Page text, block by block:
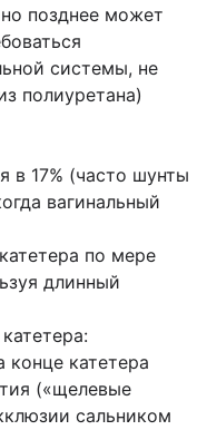
позднее может
системы, не
полиуретана)
в 17% (часто шунты
вагинальный
по мере
длинный
катетера
(«щелевые
сальником